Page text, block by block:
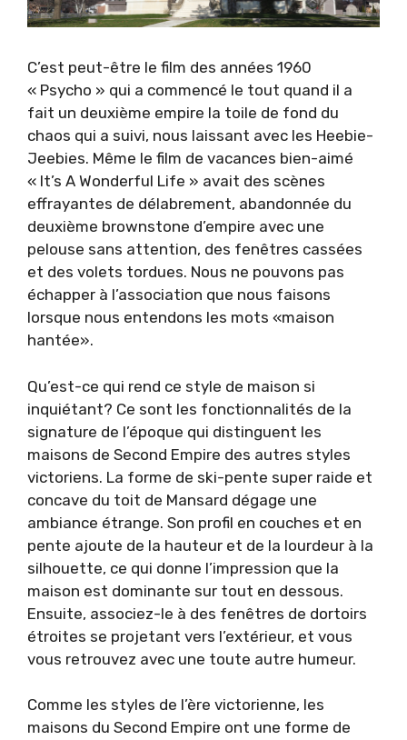
C’est peut-être le film des années 1960
« Psycho » qui a commencé le tout quand il a
fait un deuxième empire la toile de fond du
chaos qui a suivi, nous laissant avec les Heebie-
Jeebies. Même le film de vacances bien-aimé
« It’s A Wonderful Life » avait des scènes
effrayantes de délabrement, abandonnée du
deuxième brownstone d’empire avec une
pelouse sans attention, des fenêtres cassées
et des volets tordues. Nous ne pouvons pas
échapper à l’association que nous faisons
lorsque nous entendons les mots «maison
hantée».
Qu’est-ce qui rend ce style de maison si
inquiétant? Ce sont les fonctionnalités de la
signature de l’époque qui distinguent les
maisons de Second Empire des autres styles
victoriens. La forme de ski-pente super raide et
concave du toit de Mansard dégage une
ambiance étrange. Son profil en couches et en
pente ajoute de la hauteur et de la lourdeur à la
silhouette, ce qui donne l’impression que la
maison est dominante sur tout en dessous.
Ensuite, associez-le à des fenêtres de dortoirs
étroites se projetant vers l’extérieur, et vous
vous retrouvez avec une toute autre humeur.
Comme les styles de l’ère victorienne, les
maisons du Second Empire ont une forme de